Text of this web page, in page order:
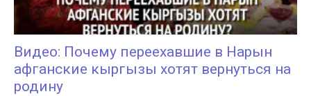
Видео: Почему переехавшие в Нарын
афганские кыргызы хотят вернуться на
родину